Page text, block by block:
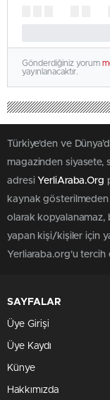
Gönderdiğiniz yorum
yayınlanacaktır.
Türkiye'den ve
magazinden siyasete,
adresi YerliAraba.Org
kaynak gösterilmeden
olarak kopyalanamaz,
yapan kişi/kişiler için
Yerliaraba.org'u
SAYFALAR
Üye Girişi
Üye Kaydı
Künye
Hakkımızda